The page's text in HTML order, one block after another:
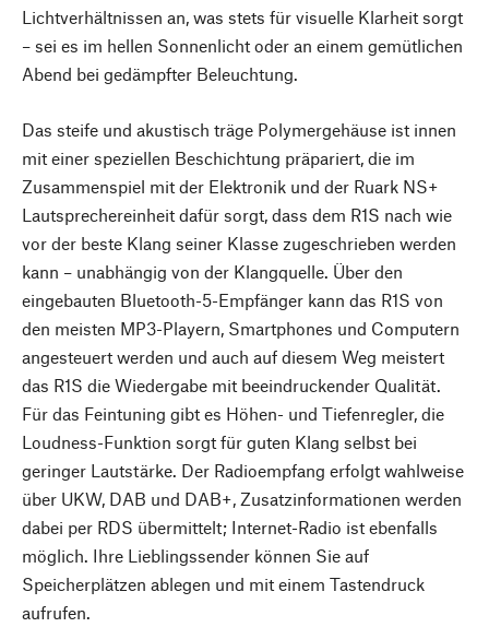
Lichtverhältnissen an, was stets für visuelle Klarheit sorgt
– sei es im hellen Sonnenlicht oder an einem gemütlichen
Abend bei gedämpfter Beleuchtung.
Das steife und akustisch träge Polymergehäuse ist innen
mit einer speziellen Beschichtung präpariert, die im
Zusammenspiel mit der Elektronik und der Ruark NS+
Lautsprechereinheit dafür sorgt, dass dem R1S nach wie
vor der beste Klang seiner Klasse zugeschrieben werden
kann – unabhängig von der Klangquelle. Über den
eingebauten Bluetooth-5-Empfänger kann das R1S von
den meisten MP3-Playern, Smartphones und Computern
angesteuert werden und auch auf diesem Weg meistert
das R1S die Wiedergabe mit beeindruckender Qualität.
Für das Feintuning gibt es Höhen- und Tiefenregler, die
Loudness-Funktion sorgt für guten Klang selbst bei
geringer Lautstärke. Der Radioempfang erfolgt wahlweise
über UKW, DAB und DAB+, Zusatzinformationen werden
dabei per RDS übermittelt; Internet-Radio ist ebenfalls
möglich. Ihre Lieblingssender können Sie auf
Speicherplätzen ablegen und mit einem Tastendruck
aufrufen.